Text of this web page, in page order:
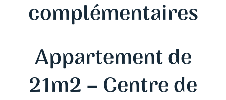
complémentaires
Appartement de
21m2 – Centre de